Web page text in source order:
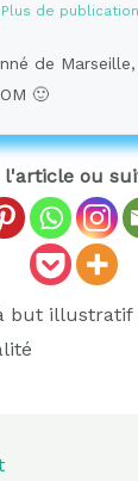
Plus de
de
🙂
l'article ou
but illustratif